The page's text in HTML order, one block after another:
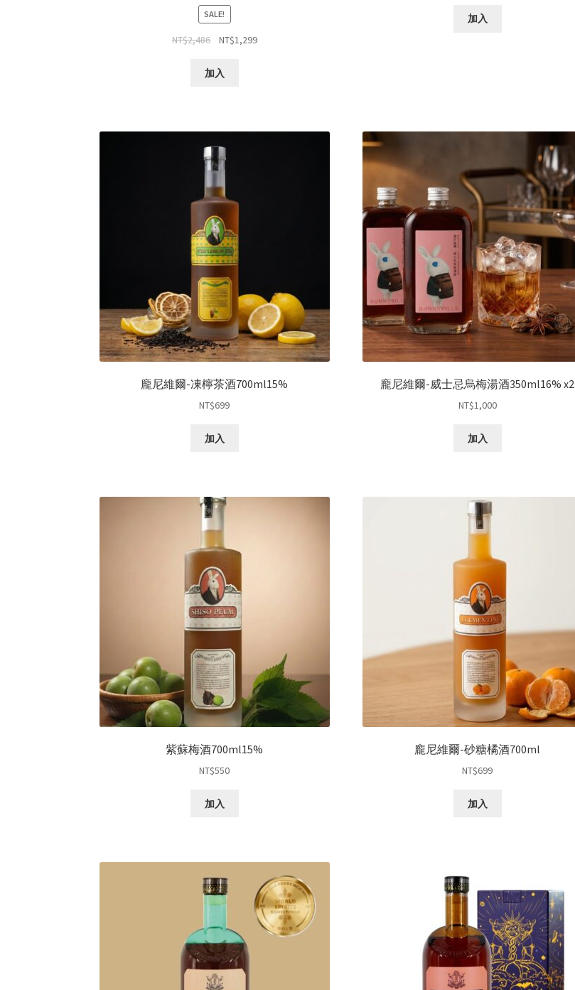
SALE!
NT$2,486 NT$1,299
加入
加入
龐尼維爾-凍檸茶酒700ml15%
NT$699
加入
龐尼維爾-威士忌烏梅湯酒350ml16% x2
NT$1,000
加入
紫蘇梅酒700ml15%
NT$550
加入
龐尼維爾-砂糖橘酒700ml
NT$699
加入